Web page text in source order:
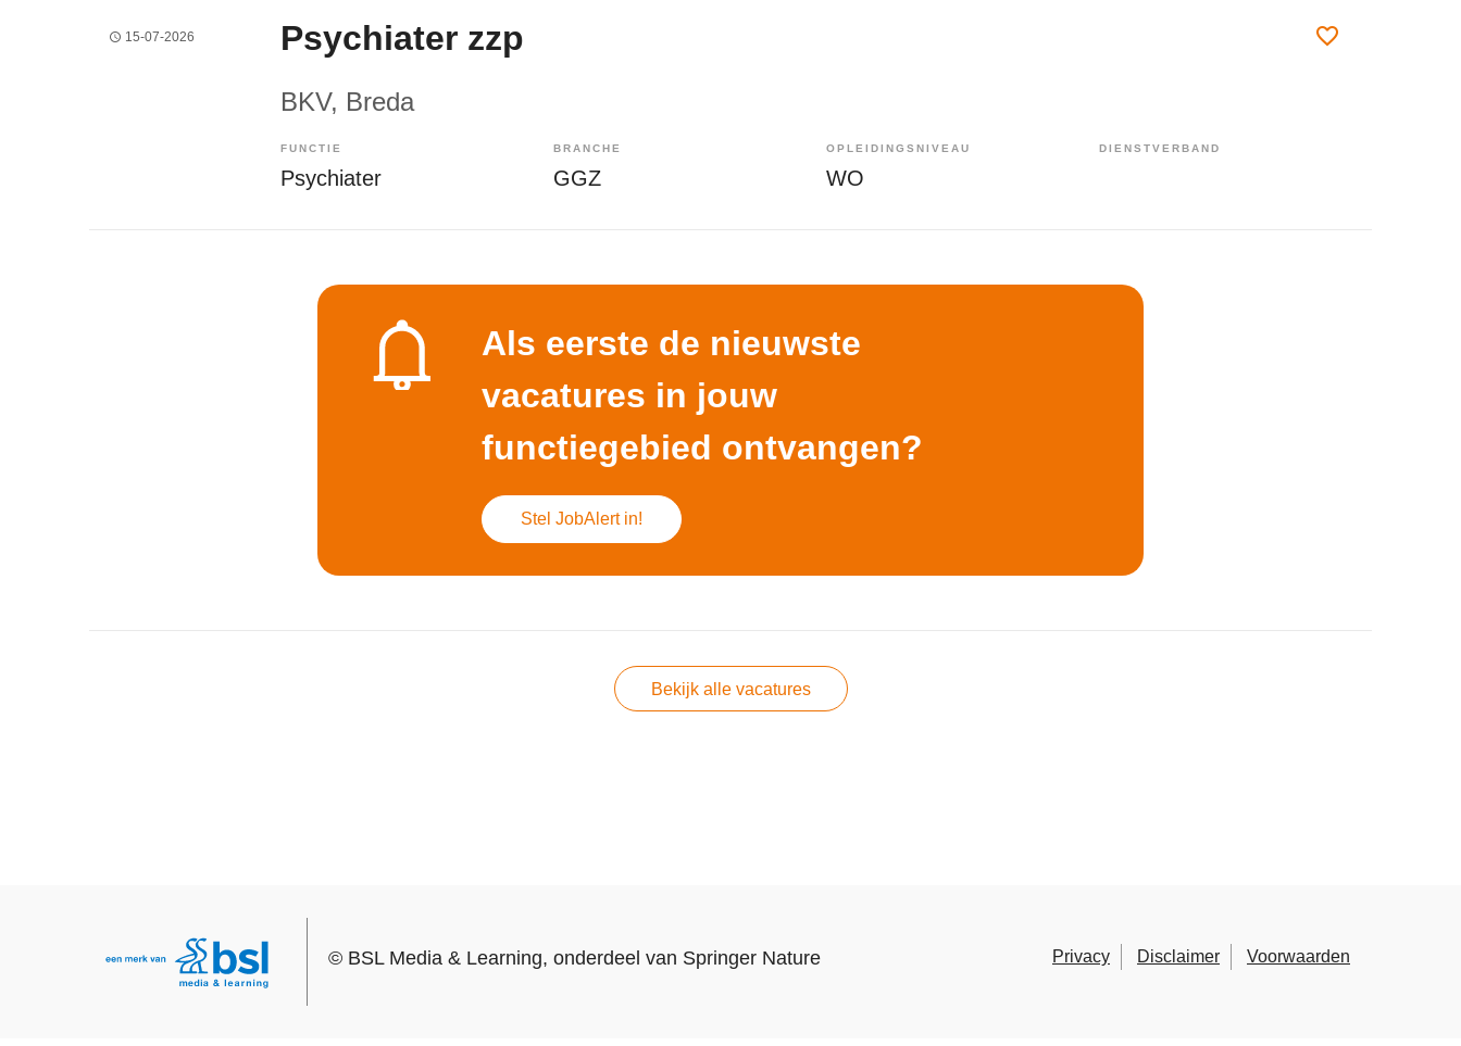
15-07-2026 Psychiater zzp
BKV, Breda
FUNCTIE
Psychiater
BRANCHE
GGZ
OPLEIDINGSNIVEAU
WO
DIENSTVERBAND
Als eerste de nieuwste
vacatures in jouw
functiegebied ontvangen?
Stel JobAlert in!
Bekijk alle vacatures
Privacy Disclaimer Voorwaarden
© BSL Media & Learning, onderdeel van Springer Nature